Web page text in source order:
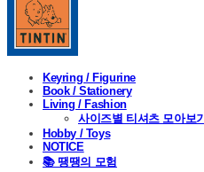
Keyring / Figurine
Book / Stationery
Living / Fashion
사이즈별 티셔츠 모아보기
Hobby / Toys
NOTICE
📚 땡땡의 모험